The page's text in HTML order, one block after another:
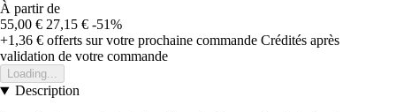
À partir de
55,00 € 27,15 € -51%
+1,36 € offerts sur votre prochaine commande Crédités après
validation de votre commande
Loading...
Description